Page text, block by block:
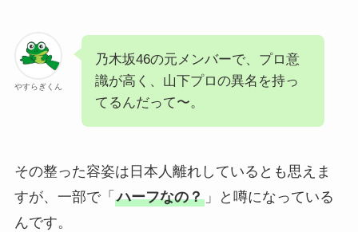
やすらぎくん
乃木坂46の元メンバーで、プロ意
識が高く、山下プロの異名を持っ
てるんだって〜。
その整った容姿は日本人離れしているとも思えま
すが、一部で「 ハーフなの？」と噂になっている
んです。